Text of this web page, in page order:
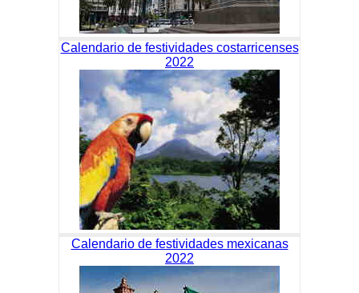
Calendario de festividades costarricenses
2022
Calendario de festividades mexicanas
2022